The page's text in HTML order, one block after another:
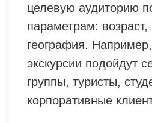
целевую аудиторию
параметрам: возраст,
география.
экскурсии подойдут
группы, туристы,
корпоративные